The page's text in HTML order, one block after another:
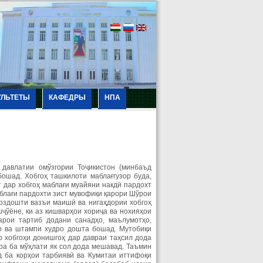
КАФЕДРЫ НПА
омўзгории Тоҷикистон (минбаъд
Хобгоҳ ташкилоти маблағгузор буда,
хобгоҳ маблағи муайяни накдӣ пардохт
пардохти зист мувофиқи қарори Шўрои
вазъи маишӣ ва нигаҳдории хобгоҳ
ки аз кишварҳои хориҷа ва нохияҳои
тартиб додани санадҳо, маълумотҳо,
ва штампи худро дошта бошад. Мутобиқи
донишгоҳ дар давраи таҳсил дода
ба мўҳлати як сол дода мешавад. Таъмин
корҳои тарбиявӣ ва Кумитаи иттифоқи